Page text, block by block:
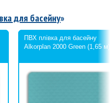
для басейну»
ПВХ плівка для басейну
Alkorplan 2000 Green (1,65 м)